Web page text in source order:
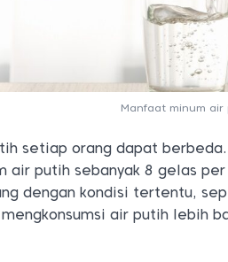
Manfaat minum air
setiap orang dapat
air putih sebanyak 8 gelas
dengan kondisi tertentu,
mengkonsumsi air putih lebih